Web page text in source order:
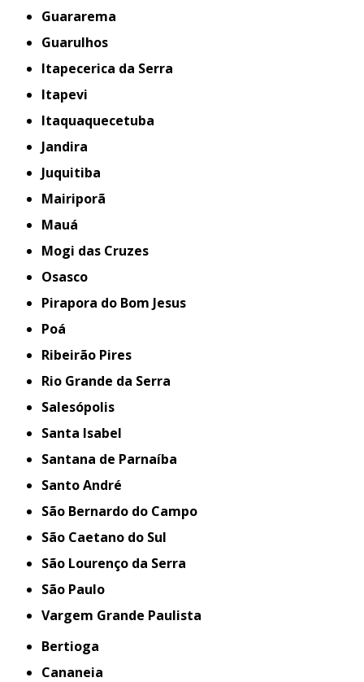
Guararema
Guarulhos
Itapecerica da Serra
Itapevi
Itaquaquecetuba
Jandira
Juquitiba
Mairiporã
Mauá
Mogi das Cruzes
Osasco
Pirapora do Bom Jesus
Poá
Ribeirão Pires
Rio Grande da Serra
Salesópolis
Santa Isabel
Santana de Parnaíba
Santo André
São Bernardo do Campo
São Caetano do Sul
São Lourenço da Serra
São Paulo
Vargem Grande Paulista
Bertioga
Cananeia